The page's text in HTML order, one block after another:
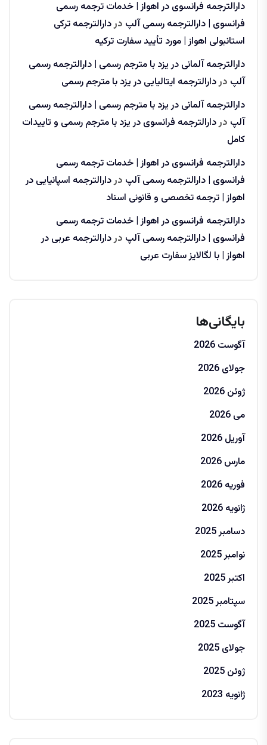
دارالترجمه فرانسوی در اهواز | خدمات ترجمه رسمی
فرانسوی | دارالترجمه رسمی آلپ دردارالترجمه ترکی
استانبولی اهواز | مورد تأیید سفارت ترکیه
دارالترجمه آلمانی در یزد با مترجم رسمی | دارالترجمه رسمی
آلپ دردارالترجمه ایتالیایی در یزد با مترجم رسمی
دارالترجمه آلمانی در یزد با مترجم رسمی | دارالترجمه رسمی
آلپ دردارالترجمه فرانسوی در یزد با مترجم رسمی و تاییدات
کامل
دارالترجمه فرانسوی در اهواز | خدمات ترجمه رسمی
فرانسوی | دارالترجمه رسمی آلپ دردارالترجمه اسپانیایی در
اهواز | ترجمه تخصصی و قانونی اسناد
دارالترجمه فرانسوی در اهواز | خدمات ترجمه رسمی
فرانسوی | دارالترجمه رسمی آلپ دردارالترجمه عربی در
اهواز | با لگالایز سفارت عربی
بایگانی‌ها
آگوست 2026
جولای 2026
ژوئن 2026
می 2026
آوریل 2026
مارس 2026
فوریه 2026
ژانویه 2026
دسامبر 2025
نوامبر 2025
اکتبر 2025
سپتامبر 2025
آگوست 2025
جولای 2025
ژوئن 2025
ژانویه 2023